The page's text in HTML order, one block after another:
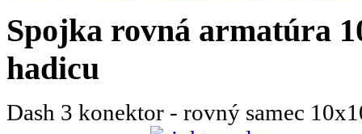
Spojka rovná armatúra
hadicu
Dash 3 konektor - rovný samec